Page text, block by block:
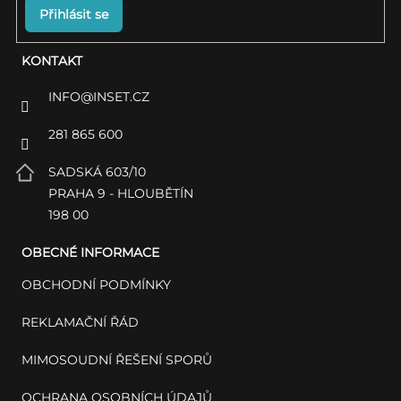
KONTAKT
INFO@INSET.CZ
281 865 600
SADSKÁ 603/10
PRAHA 9 - HLOUBĚTÍN
198 00
OBECNÉ INFORMACE
OBCHODNÍ PODMÍNKY
REKLAMAČNÍ ŘÁD
MIMOSOUDNÍ ŘEŠENÍ SPORŮ
OCHRANA OSOBNÍCH ÚDAJŮ
Přihlásit se